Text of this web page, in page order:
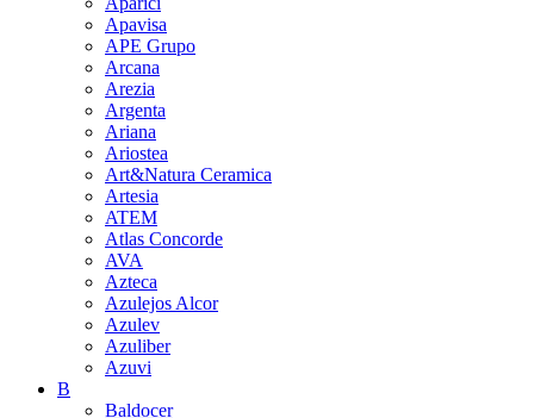
Apavisa
APE Grupo
Arcana
Arezia
Argenta
Ariana
Ariostea
Art&Natura Ceramica
Artesia
ATEM
Atlas Concorde
AVA
Azteca
Azulejos Alcor
Azulev
Azuliber
Azuvi
B
Baldocer